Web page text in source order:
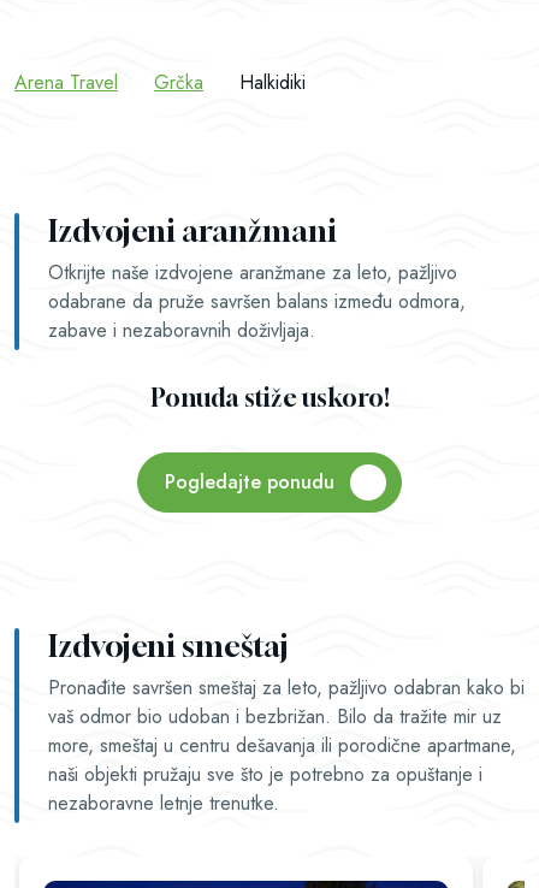
Arena Travel Grčka Halkidiki
Izdvojeni aranžmani
Otkrijte naše izdvojene aranžmane za leto, pažljivo
odabrane da pruže savršen balans između odmora,
zabave i nezaboravnih doživljaja.
Pogledajte ponudu
Ponuda stiže uskoro!
Izdvojeni smeštaj
Pronađite savršen smeštaj za leto, pažljivo odabran kako bi
vaš odmor bio udoban i bezbrižan. Bilo da tražite mir uz
more, smeštaj u centru dešavanja ili porodične apartmane,
naši objekti pružaju sve što je potrebno za opuštanje i
nezaboravne letnje trenutke.